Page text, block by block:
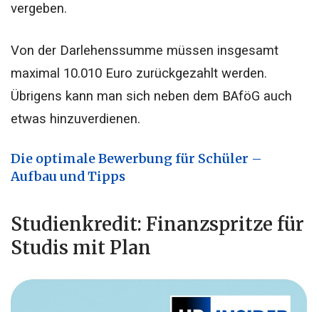
vergeben.
Von der Darlehenssumme müssen insgesamt
maximal 10.010 Euro zurückgezahlt werden.
Übrigens kann man sich neben dem BAföG auch
etwas hinzuverdienen.
Die optimale Bewerbung für Schüler –
Aufbau und Tipps
Studienkredit: Finanzspritze für
Studis mit Plan